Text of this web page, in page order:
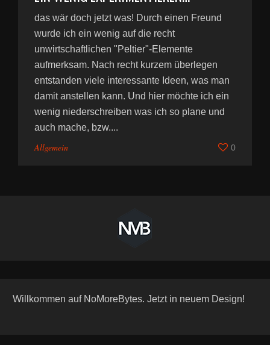
das wär doch jetzt was! Durch einen Freund
wurde ich ein wenig auf die recht
unwirtschaftlichen "Peltier"-Elemente
aufmerksam. Nach recht kurzem überlegen
entstanden viele interessante Ideen, was man
damit anstellen kann. Und hier möchte ich ein
wenig niederschreiben was ich so plane und
auch mache, bzw....
Allgemein 0
Willkommen auf NoMoreBytes. Jetzt in neuem Design!